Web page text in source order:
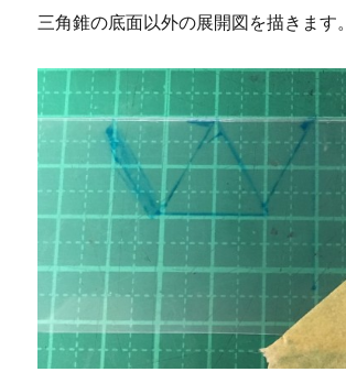
三角錐の底面以外の展開図を描きます。